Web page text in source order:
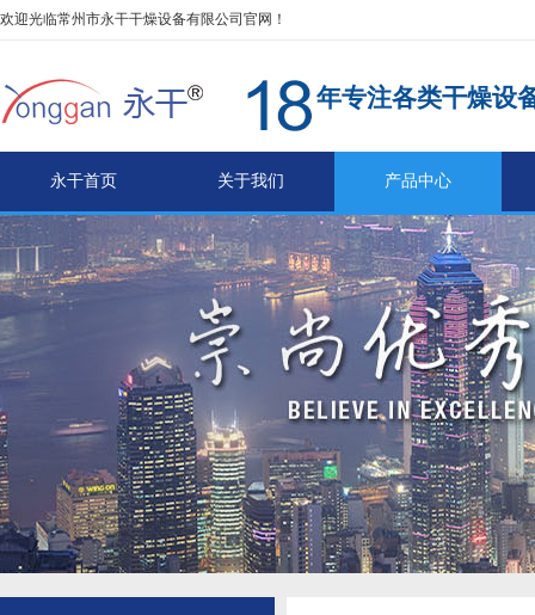
欢迎光临常州市永干干燥设备有限公司官网！
年专注各类干燥设
永干首页 关于我们 产品中心